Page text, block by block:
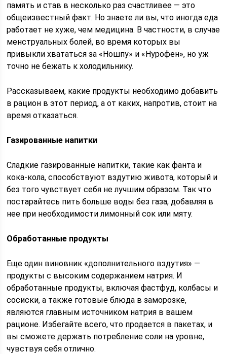
память и став в несколько раз счастливее — это
общеизвестный факт. Но знаете ли вы, что иногда еда
работает не хуже, чем медицина. В частности, в случае
менструальных болей, во время которых вы
привыкли хвататься за «Ношпу» и «Нурофен», но уж
точно не бежать к холодильнику.
Рассказываем, какие продукты необходимо добавить
в рацион в этот период, а от каких, напротив, стоит на
время отказаться.
Газированные напитки
Сладкие газированные напитки, такие как фанта и
кока-кола, способствуют вздутию живота, который и
без того чувствует себя не лучшим образом. Так что
постарайтесь пить больше воды без газа, добавляя в
нее при необходимости лимонный сок или мяту.
Обработанные продукты
Еще один виновник «дополнительного вздутия» —
продукты с высоким содержанием натрия. И
обработанные продукты, включая фастфуд, колбасы и
сосиски, а также готовые блюда в заморозке,
являются главным источником натрия в вашем
рационе. Избегайте всего, что продается в пакетах, и
вы сможете держать потребление соли на уровне,
чувствуя себя отлично.